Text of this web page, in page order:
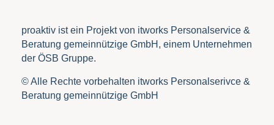
proaktiv ist ein Projekt von itworks Personalservice &
Beratung gemeinnützige GmbH, einem Unternehmen
der ÖSB Gruppe.
© Alle Rechte vorbehalten itworks Personalserivce &
Beratung gemeinnützige GmbH